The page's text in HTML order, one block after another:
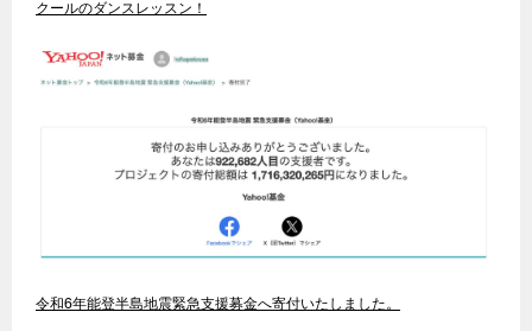
クールのダンスレッスン！
令和6年能登半島地震緊急支援募金へ寄付いたしました。